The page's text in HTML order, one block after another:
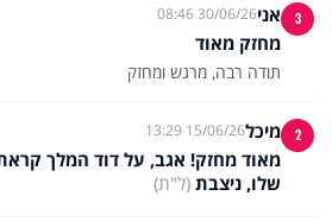
3 אני30/06/26 08:46
מחזק מאוד
תודה רבה, מרגש ומחזק
2 מיכל15/06/26 13:29
מאוד מחזק! אגב, על דוד המלך
שלו, ניצבת (ל"ת)